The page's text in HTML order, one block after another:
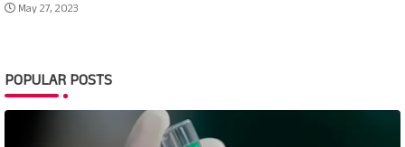
May 27, 2023
POPULAR POSTS